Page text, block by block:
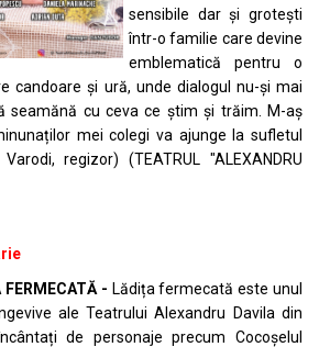
sensibile dar și grotești
într-o familie care devine
emblematică pentru o
candoare și ură, unde dialogul nu-și mai
seamănă cu ceva ce știm și trăim. M-aș
mei colegi va ajunge la sufletul
regizor) (TEATRUL "ALEXANDRU
- Lădița fermecată este unul
ale Teatrului Alexandru Davila din
de personaje precum Cocoșelul